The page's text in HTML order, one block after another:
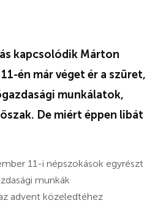
kapcsolódik Márton
én már véget ér a szüret,
munkálatok,
De miért éppen libát
11-i népszokások egyrészt
munkák
advent közeledtéhez